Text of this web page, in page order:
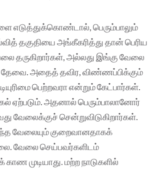
எடுத்துக்கொண்டால், பெரும்பாலும்
தகுதியை அங்கீகரித்து தான் பெரிய
தருகிறார்கள், அல்லது இங்கு வேலை
அதைத் தவிர, விண்ணப்பிக்கும்
பெற்றவரா என்றும் கேட்பார்கள்.
ஏற்படும். அதனால் பெரும்பாலானோர்
வேலைக்குச் சென்றுவிடுகிறார்கள்.
வேலையும் குறைவானதாகக்
வேலை செய்பவர்களிடம்
முடியாது. மற்ற நாடுகளில்